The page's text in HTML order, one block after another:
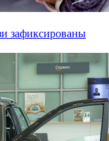
зафиксированы